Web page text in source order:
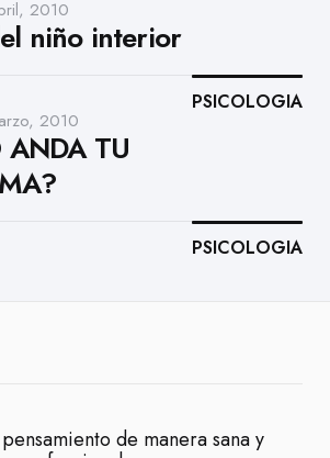
2010
niño interior
PSICOLOGIA
2010
TU
PSICOLOGIA
de manera sana y